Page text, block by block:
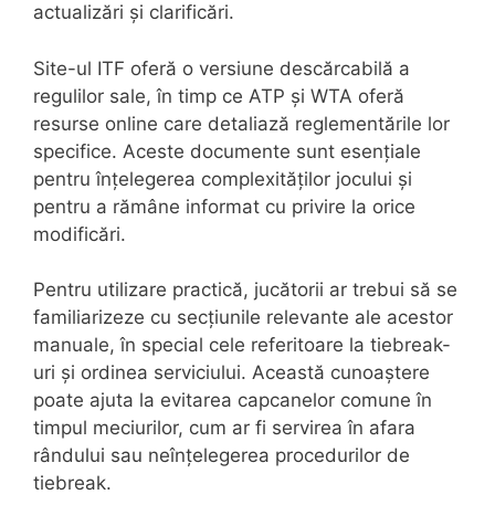
actualizări și clarificări.
Site-ul ITF oferă o versiune descărcabilă a
regulilor sale, în timp ce ATP și WTA oferă
resurse online care detaliază reglementările lor
specifice. Aceste documente sunt esențiale
pentru înțelegerea complexităților jocului și
pentru a rămâne informat cu privire la orice
modificări.
Pentru utilizare practică, jucătorii ar trebui să se
familiarizeze cu secțiunile relevante ale acestor
manuale, în special cele referitoare la tiebreak-
uri și ordinea serviciului. Această cunoaștere
poate ajuta la evitarea capcanelor comune în
timpul meciurilor, cum ar fi servirea în afara
rândului sau neînțelegerea procedurilor de
tiebreak.